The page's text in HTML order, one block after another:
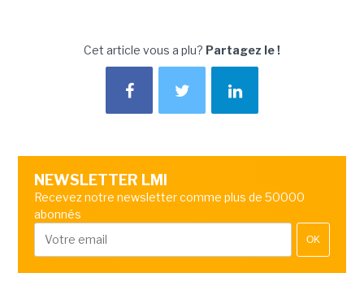
Cet article vous a plu? Partagez le !
NEWSLETTER LMI
Recevez notre newsletter comme plus de 50000
abonnés
OK